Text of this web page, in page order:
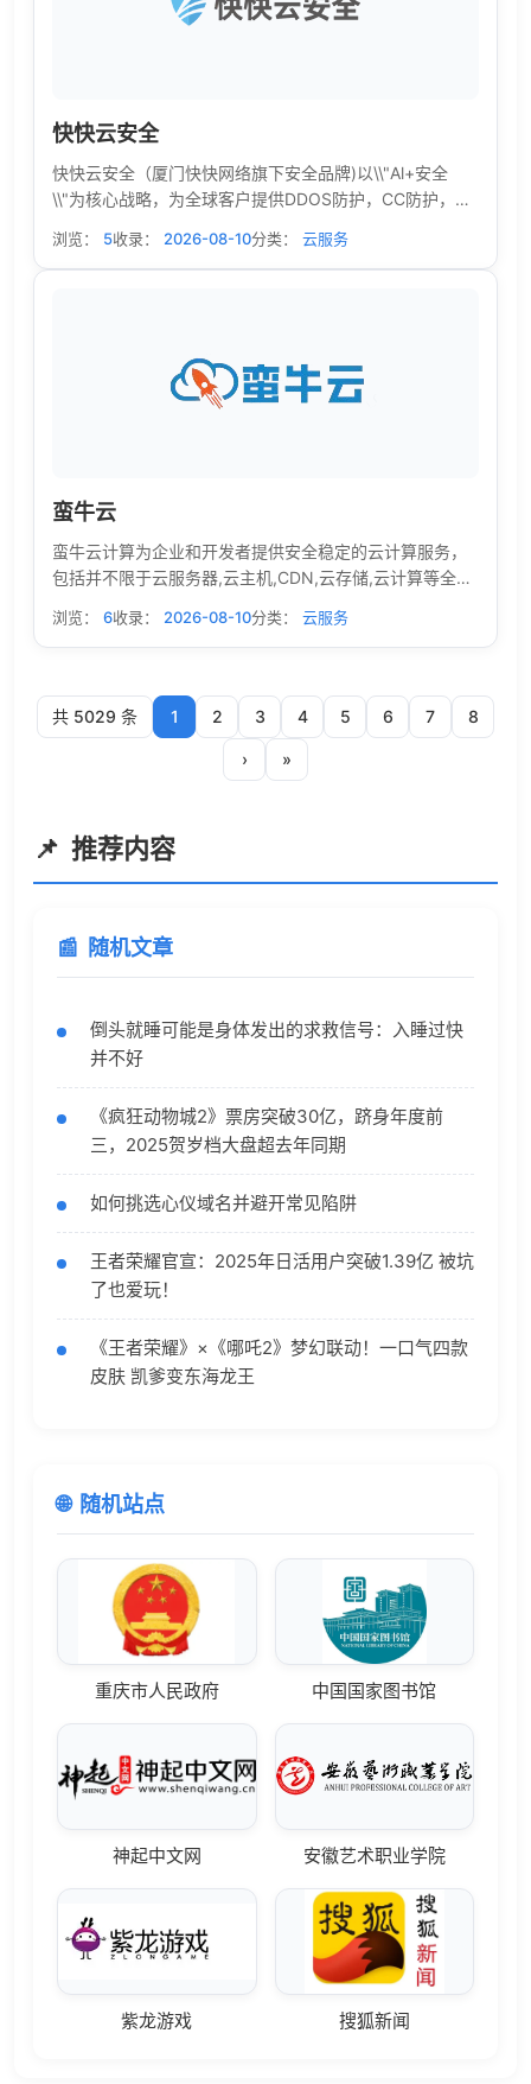
快快云安全
快快云安全（厦门快快网络旗下安全品牌)以\\"Al+安全
\\"为核心战略，为全球客户提供DDOS防护，CC防护，
行业提供云安全解决方案。
浏览： 5收录： 2026-08-10分类： 云服务
蛮牛云
蛮牛云计算为企业和开发者提供安全稳定的云计算服务，
包括并不限于云服务器,云主机,CDN,云存储,云计算等全方
浏览： 6收录： 2026-08-10分类： 云服务
共 5029 条 1 2 3 4 5 6 7 8
› »
推荐内容
随机文章
倒头就睡可能是身体发出的求救信号：入睡过快
并不好
《疯狂动物城2》票房突破30亿，跻身年度前
三，2025贺岁档大盘超去年同期
如何挑选心仪域名并避开常见陷阱
王者荣耀官宣：2025年日活用户突破1.39亿 被坑
了也爱玩！
《王者荣耀》×《哪吒2》梦幻联动！一口气四款
皮肤 凯爹变东海龙王
随机站点
重庆市人民政府 中国国家图书馆
神起中文网 安徽艺术职业学院
紫龙游戏 搜狐新闻